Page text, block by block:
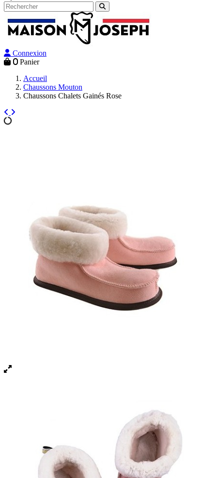
Connexion
0 Panier
Accueil
Chaussons Mouton
Chaussons Chalets Gainés Rose